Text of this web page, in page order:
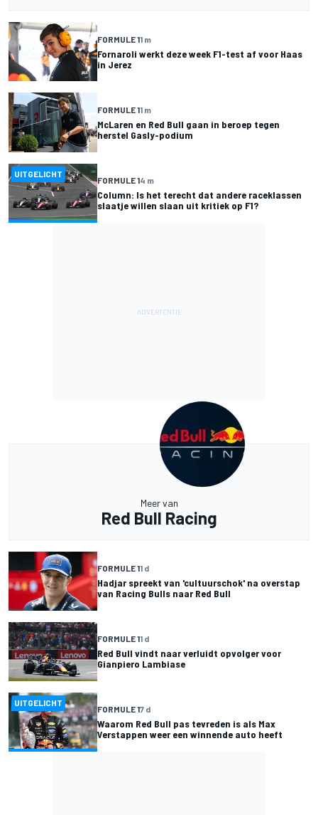
FORMULE 11 m
Fornaroli werkt deze week F1-test af voor Haas
in Jerez
FORMULE 11 m
McLaren en Red Bull gaan in beroep tegen
herstel Gasly-podium
UITGELICHT
FORMULE 14 m
Column: Is het terecht dat andere raceklassen
slaatje willen slaan uit kritiek op F1?
Meer van
Red Bull Racing
FORMULE 11 d
Hadjar spreekt van 'cultuurschok' na overstap
van Racing Bulls naar Red Bull
FORMULE 11 d
Red Bull vindt naar verluidt opvolger voor
Gianpiero Lambiase
UITGELICHT
FORMULE 17 d
Waarom Red Bull pas tevreden is als Max
Verstappen weer een winnende auto heeft